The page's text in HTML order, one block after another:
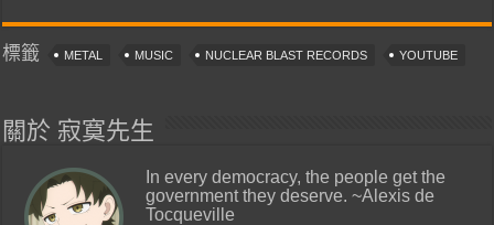
標籤 METAL MUSIC NUCLEAR BLAST RECORDS YOUTUBE
關於 寂寞先生
In every democracy, the people get the
government they deserve. ~Alexis de
Tocqueville